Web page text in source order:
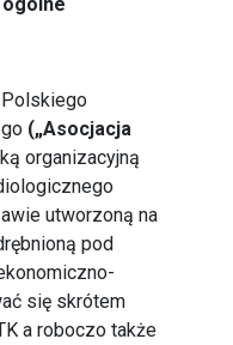
Polskiego
(„Asocjacja
organizacyjną
utworzoną na
pod
się skrótem
a roboczo także